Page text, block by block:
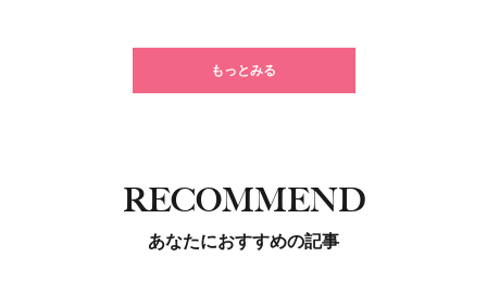
もっとみる
RECOMMEND
あなたにおすすめの記事